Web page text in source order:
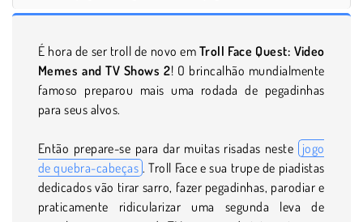
É hora de ser troll de novo em Troll Face Quest: Video
Memes and TV Shows 2! O brincalhão mundialmente
famoso preparou mais uma rodada de pegadinhas
para seus alvos.
Então prepare-se para dar muitas risadas neste jogo
de quebra-cabeças . Troll Face e sua trupe de piadistas
dedicados vão tirar sarro, fazer pegadinhas, parodiar e
praticamente ridicularizar uma segunda leva de